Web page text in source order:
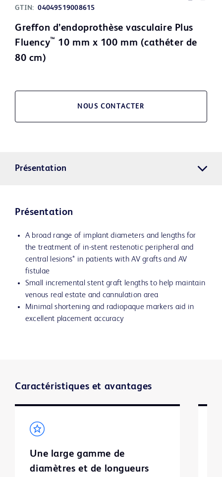
GTIN: 04049519008615
Greffon d’endoprothèse vasculaire Plus
Fluency™ 10 mm x 100 mm (cathéter de
80 cm)
NOUS CONTACTER
Présentation
Présentation
A broad range of implant diameters and lengths for
the treatment of in-stent restenotic peripheral and
central lesions* in patients with AV grafts and AV
fistulae
Small incremental stent graft lengths to help maintain
venous real estate and cannulation area
Minimal shortening and radiopaque markers aid in
excellent placement accuracy
Caractéristiques et avantages
Une large gamme de
diamètres et de longueurs